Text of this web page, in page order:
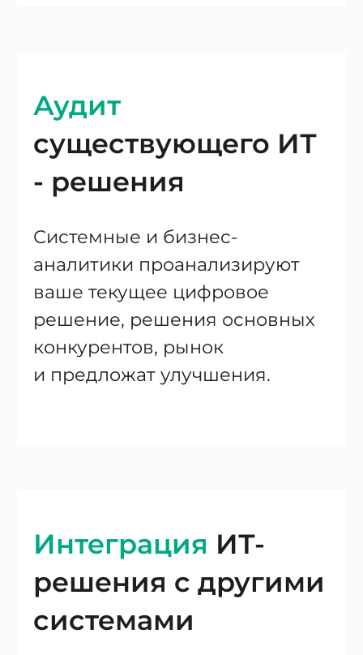
Аудит
существующего ИТ
- решения
Системные и бизнес-
аналитики проанализируют
ваше текущее цифровое
решение, решения основных
конкурентов, рынок
и предложат улучшения.
Интеграция ИТ-
решения с другими
системами